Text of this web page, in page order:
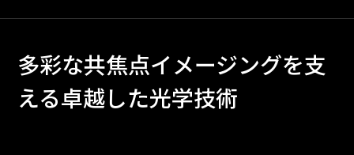
多彩な共焦点イメージングを支
える卓越した光学技術